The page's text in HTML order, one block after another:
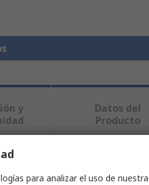
y
Datos del
Producto
para analizar el uso de